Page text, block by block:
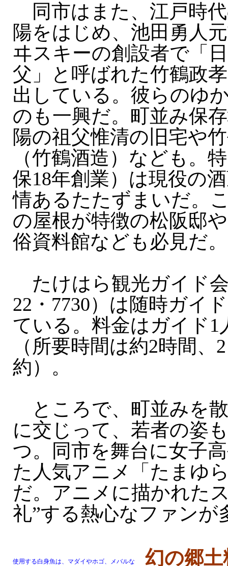
同市はまた、江戸時
陽をはじめ、池田勇人
ヰスキーの創設者で「
父」と呼ばれた竹鶴政
出している。彼らのゆ
のも一興だ。町並み保
陽の祖父惟清の旧宅や
（竹鶴酒造）なども。
保18年創業）は現役の
情あるたたずまいだ。
の屋根が特徴の松阪邸
俗資料館なども必見だ。
たけはら観光ガイド
22・7730）は随時ガイ
ている。料金はガイド1
（所要時間は約2時間
約）。
ところで、町並みを
に交じって、若者の姿
つ。同市を舞台に女子
た人気アニメ「たまゆ
だ。アニメに描かれた
礼”する熱心なファンが
使用する白身魚は、マダイやホゴ、メバルな 幻の郷